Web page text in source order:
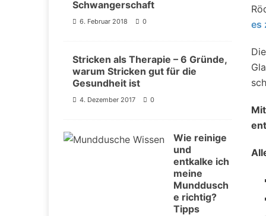
es
Schwangerschaft
6. Februar 2018 0
Stricken als Therapie – 6 Gründe,
warum Stricken gut für die
Gesundheit ist
4. Dezember 2017 0
Wie reinige
und
entkalke ich
meine
Munddusch
e richtig?
Tipps